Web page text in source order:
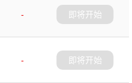
-
即将开始
-
即将开始